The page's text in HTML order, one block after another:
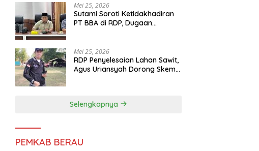
Mei 25, 2026
Sutami Soroti Ketidakhadiran
PT BBA di RDP, Dugaan
Mei 25, 2026
RDP Penyelesaian Lahan Sawit,
Agus Uriansyah Dorong Skema
Selengkapnya
PEMKAB BERAU